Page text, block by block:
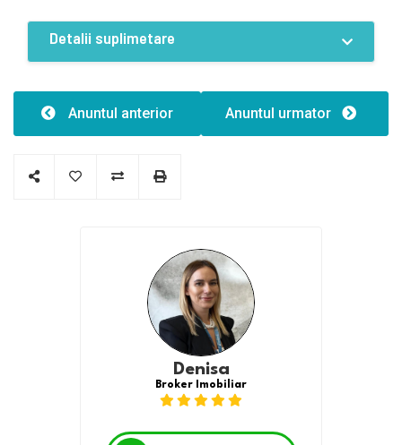
Detalii suplimetare
Tip clădire:8
Anuntul anterior Anuntul urmator
Denisa
Broker Imobiliar